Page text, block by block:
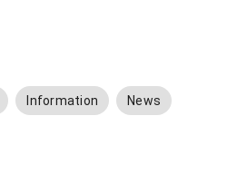
Information News